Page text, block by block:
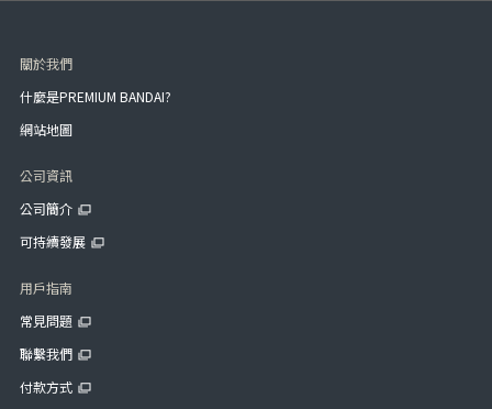
關於我們
什麼是PREMIUM BANDAI?
網站地圖
公司資訊
公司簡介
可持續發展
用戶指南
常見問題
聯繫我們
付款方式